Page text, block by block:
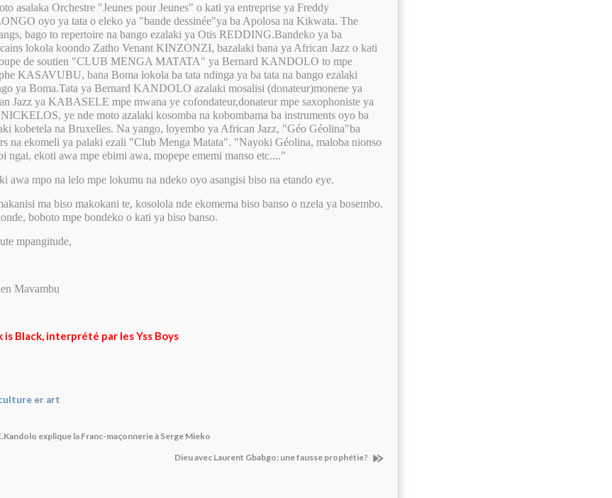
asalaka Orchestre "Jeunes pour Jeunes" o kati ya entreprise ya Freddy
oyo ya tata o eleko ya "bande dessinée"ya ba Apolosa na Kikwata. The
bago to repertoire na bango ezalaki ya Otis REDDING.Bandeko ya ba
lokola koondo Zatho Venant KINZONZI, bazalaki bana ya African Jazz o kati
de soutien "CLUB MENGA MATATA" ya Bernard KANDOLO to mpe
KASAVUBU, bana Boma lokola ba tata ndinga ya ba tata na bango ezalaki
ya Boma.Tata ya Bernard KANDOLO azalaki mosalisi (donateur)monene ya
Jazz ya KABASELE mpe mwana ye cofondateur,donateur mpe saxophoniste ya
ye nde moto azalaki kosomba na kobombama ba instruments oyo ba
kobetela na Bruxelles. Na yango, loyembo ya African Jazz, "Géo Géolina"ba
na ekomeli ya palaki ezali "Club Menga Matata". "Nayoki Géolina, maloba nionso
ngai, ekoti awa mpe ebimi awa, mopepe ememi manso etc...."
awa mpo na lelo mpe lokumu na ndeko oyo asangisi biso na etando eye.
ma biso makokani te, kosolola nde ekomema biso banso o nzela ya bosembo.
boboto mpe bondeko o kati ya biso banso.
mpangitude,
Mavambu
is Black, interprété par les Yss Boys
er art
explique la Franc-maçonnerie à Serge Mieko
Dieu avec Laurent Gbabgo: une fausse prophétie?